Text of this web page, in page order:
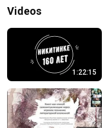
Videos
1:22:15